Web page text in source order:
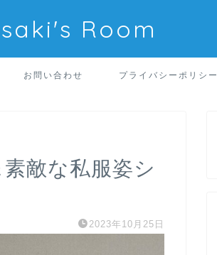
Room
お問い合わせ プライバシーポリシー
敵な私服姿シ
2023年10月25日